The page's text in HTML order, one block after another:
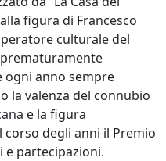
figura di Francesco
culturale del
ogni anno sempre
la valenza del connubio
e la figura
corso degli anni il Premio
e partecipazioni.